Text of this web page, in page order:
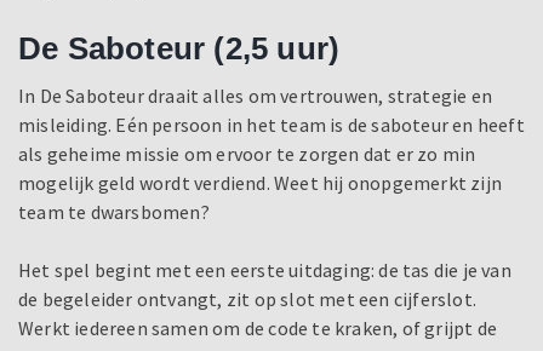
De Saboteur (2,5 uur)
In De Saboteur draait alles om vertrouwen, strategie en
misleiding. Eén persoon in het team is de saboteur en heeft
als geheime missie om ervoor te zorgen dat er zo min
mogelijk geld wordt verdiend. Weet hij onopgemerkt zijn
team te dwarsbomen?
Het spel begint met een eerste uitdaging: de tas die je van
de begeleider ontvangt, zit op slot met een cijferslot.
Werkt iedereen samen om de code te kraken, of grijpt de